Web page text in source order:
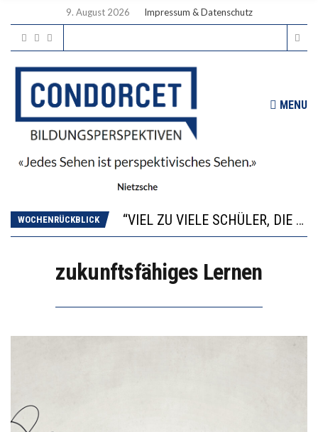
9. August 2026 Impressum & Datenschutz
MENU
WOCHENRÜCKBLICK
“VIEL ZU VIELE SCHÜLER, DIE GEMESSEN AN IHREN FÄHIGKEITEN GAR NICHT ANS GYMNASIUM GEHÖREN”
DIE GANZE HILFLOSIGKEIT DES BILDUNGSBÜRGERTUMS
zukunftsfähiges Lernen